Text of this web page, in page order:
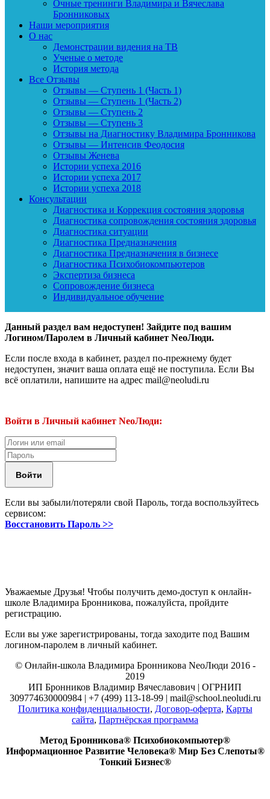
Очные тренинги Владимира и Вячеслава
Бронниковых
Наши мероприятия
О нас
Демонстрации видения на ТВ
Ученые о методе
История метода
Все Отзывы
Отзывы — Ступень 1 (Часть 1)
Отзывы — Ступень 1 (Часть 2)
Отзывы — Ступень 2
Отзывы — Ступень 3
Отзывы на Диагностику Владимира Бронникова
Отзывы — Интенсив Феодосия
Отзывы Женева
Истории успеха 2016
Истории успеха 2017
Истории успеха 2018
Консультации
Диагностика и Коррекция состояния здоровья
Диагностика сопровождения состояния здоровья
Диагностика ситуации
Диагностика Предназначения
Диагностика Предназначения в бизнесе
Диагностика Психобиокомпьютеров
Экспертиза бизнеса
Сопровождение бизнеса
Индивидуальное обучение
Данный раздел вам недоступен! Зайдите под вашим
Логином/Паролем в Личный кабинет NeoЛюди.
Если после входа в кабинет, раздел по-прежнему будет
недоступен, значит ваша оплата ещё не поступила. Если Вы
всё оплатили, напишите на адрес mail@neoludi.ru
Войти в Личный кабинет NeoЛюди:
Если вы забыли/потеряли свой Пароль, тогда воспользуйтесь
сервисом:
Восстановить Пароль >>
Уважаемые Друзья! Чтобы получить демо-доступ к онлайн-
школе Владимира Бронникова, пожалуйста, пройдите
регистрацию.
Если вы уже зарегистрированы, тогда заходите под Вашим
логином-паролем в личный кабинет.
© Онлайн-школа Владимира Бронникова NeoЛюди 2016 -
2019
ИП Бронников Владимир Вячеславович | ОГРНИП
309774630000984 | +7 (499) 113-18-99 | mail@school.neoludi.ru
Политика конфиденциальности, Договор-оферта, Карты
сайта, Партнёрская программа
Метод Бронникова® Психобиокомпьютер®
Информационное Развитие Человека® Мир Без Слепоты®
Тонкий Бизнес®